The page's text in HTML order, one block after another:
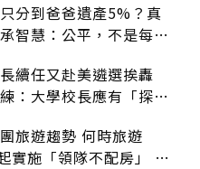
分到爸爸遺產5%？真
智慧：公平，不是每個
續任又赴美遴選挨轟
：大學校長應有「探
旅遊趨勢 何時旅遊
實施「領隊不配房」 落